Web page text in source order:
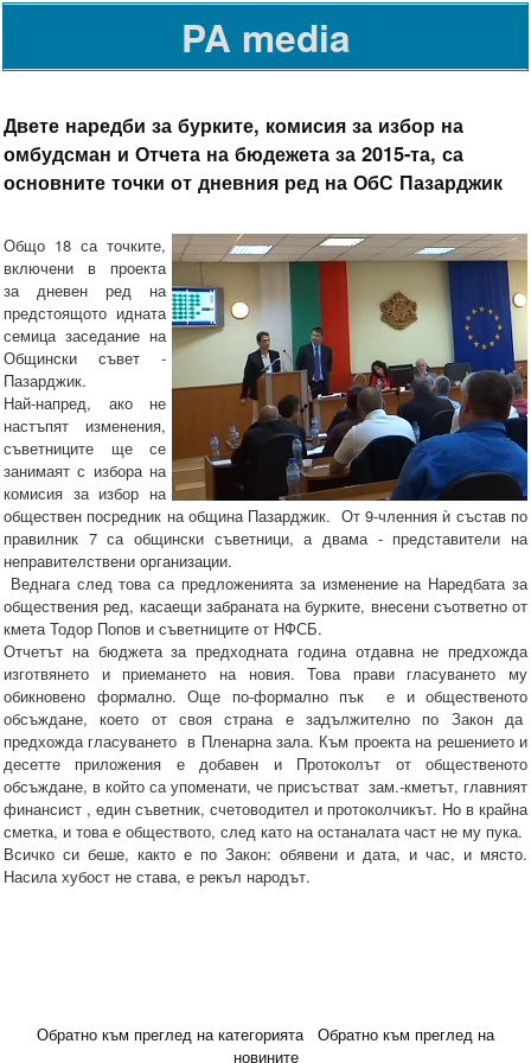
PA media
Двете наредби за бурките, комисия за избор на
омбудсман и Отчета на бюдежета за 2015-та, са
основните точки от дневния ред на ОбС Пазарджик
Общо 18 са точките,
включени в проекта
за дневен ред на
предстоящото идната
семица заседание на
Общински съвет -
Пазарджик.
Най-напред, ако не
настъпят изменения,
съветниците ще се
занимаят с избора на
комисия за избор на
обществен посредник на община Пазарджик. От 9-членния ѝ състав по
правилник 7 са общински съветници, а двама - представители на
неправителствени организации.
Веднага след това са предложенията за изменение на Наредбата за
обществения ред, касаещи забраната на бурките, внесени съответно от
кмета Тодор Попов и съветниците от НФСБ.
Отчетът на бюджета за предходната година отдавна не предхожда
изготвянето и приемането на новия. Това прави гласуването му
обикновено формално. Още по-формално пък е и общественото
обсъждане, което от своя страна е задължително по Закон да
предхожда гласуването в Пленарна зала. Към проекта на решението и
десетте приложения е добавен и Протоколът от общественото
обсъждане, в който са упоменати, че присъстват зам.-кметът, главният
финансист , един съветник, счетоводител и протоколчикът. Но в крайна
сметка, и това е обществото, след като на останалата част не му пука.
Всичко си беше, както е по Закон: обявени и дата, и час, и място.
Насила хубост не става, е рекъл народът.
Обратно към преглед на категорията
Обратно към преглед на
новините